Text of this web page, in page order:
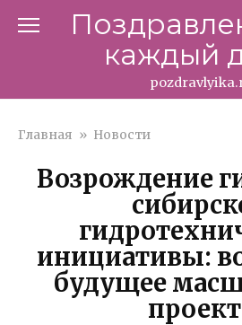
каждый
Главная » Новости
Возрождение
инициативы:
будущее